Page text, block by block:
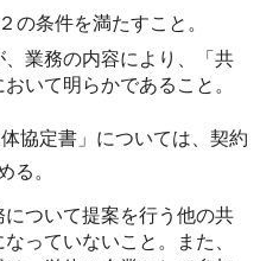
の条件を満たすこと。
業務の内容により、「共
いて明らかであること。
協定書」については、契約
る。
ついて提案を行う他の共
っていないこと。また、